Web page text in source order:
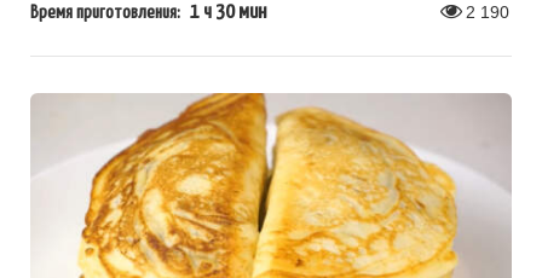
Время приготовления: 1 ч 30 мин 2 190